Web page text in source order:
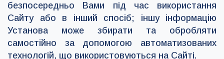
безпосередньо Вами під час використання
Сайту або в інший спосіб; іншу інформацію
Установа може збирати та обробляти
самостійно за допомогою автоматизованих
технологій, що використовуються на Сайті.